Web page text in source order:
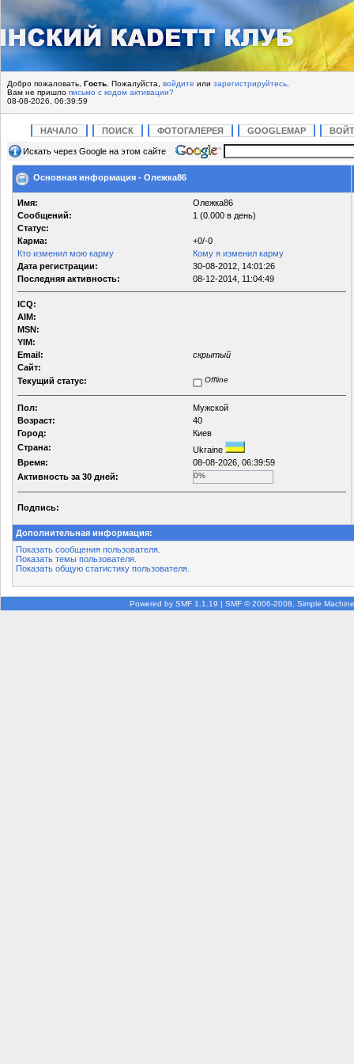
Добро пожаловать, Гость . Пожалуйста, войдите или зарегистрируйтесь
Вам не пришло письмо с кодом активации?
08-08-2026, 06:39:59
НАЧАЛО ПОИСК ФОТОГАЛЕРЕЯ GOOGLEMAP
Искать через Google на этом сайте
Основная информация - Олежка86
Имя:
Олежка86
Сообщений:
1 (0.000 в день)
Статус:
Карма:
+0/-0
Кто изменил мою карму
Кому я изменил карму
Дата регистрации:
30-08-2012, 14:01:26
Последняя активность:
08-12-2014, 11:04:49
ICQ:
AIM:
MSN:
YIM:
Email:
скрытый
Сайт:
Текущий статус:
Offline
Пол:
Мужской
Возраст:
40
Город:
Киев
Страна:
Ukraine
Время:
08-08-2026, 06:39:59
Активность за 30 дней:
0%
Подпись:
Дополнительная информация:
Показать сообщения пользователя.
Показать темы пользователя.
Показать общую статистику пользователя.
Powered by SMF 1.1.19 | SMF © 2006-2008, Simple